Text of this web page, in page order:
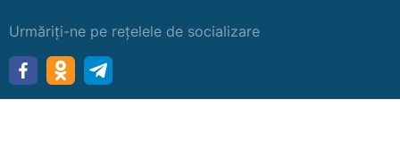
Urmăriți-ne pe rețelele de socializare